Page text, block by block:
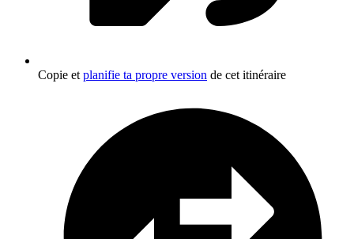
Copie et planifie ta propre version de cet itinéraire